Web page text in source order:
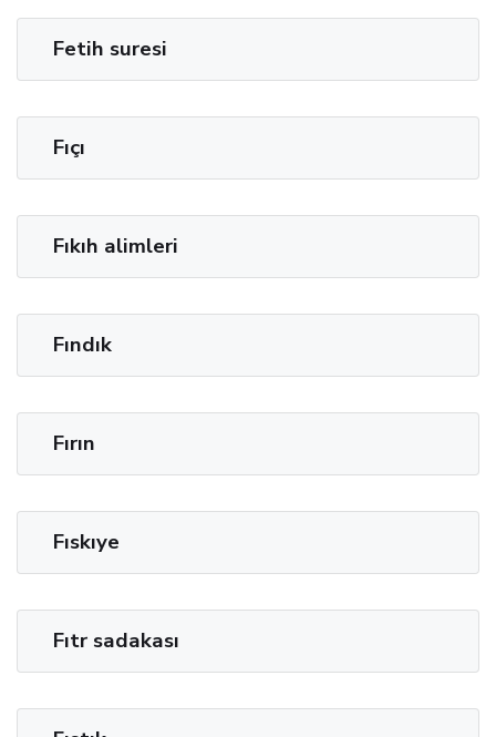
Fetih suresi
Fıçı
Fıkıh alimleri
Fındık
Fırın
Fıskıye
Fıtr sadakası